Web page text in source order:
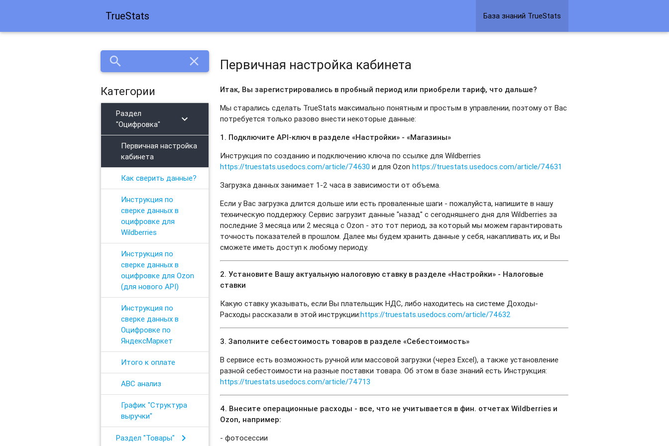
TrueStats База знаний TrueStats
search close
Категории
Раздел
"Оцифровка"
chevron_right
Первичная настройка
кабинета
Как сверить данные?
Инструкция по
сверке данных в
оцифровке для
Wildberries
Инструкция по
сверке данных в
оцифровке для Ozon
(для нового API)
Инструкция по
сверке данных в
Оцифровке по
ЯндексМаркет
Итого к оплате
ABC анализ
График "Структура
выручки"
Раздел "Товары" chevron_right
Первичная настройка кабинета
Итак, Вы зарегистрировались в пробный период или приобрели тариф, что дальше?
Мы старались сделать TrueStats максимально понятным и простым в управлении, поэтому от Вас
потребуется только разово внести некоторые данные:
1. Подключите API-ключ в разделе «Настройки» -«Магазины»
Инструкция по созданию и подключению ключа по ссылке для Wildberries
https://truestats.usedocs.com/article/74630 и для Ozonhttps://truestats.usedocs.com/article/74631
Загрузка данных занимает 1-2 часа в зависимости от объема.
Если у Вас загрузка длится дольше или есть проваленные шаги - пожалуйста, напишите в нашу
техническую поддержку. Сервис загрузит данные "назад" с сегодняшнего дня для Wildberries за
последние 3 месяца или 2 месяца с Ozon - это тот период, за который мы можем гарантировать
точность показателей в прошлом. Далее мы будем хранить данные у себя, накапливать их, и Вы
сможете иметь доступ к любому периоду.
2. Установите Вашу актуальную налоговую ставку в разделе «Настройки» - Налоговые
ставки
Какую ставку указывать, если Вы плательщик НДС, либо находитесь на системе Доходы-
Расходы рассказали в этой инструкции:https://truestats.usedocs.com/article/74632
3. Заполните себестоимость товаров в разделе «Себестоимость»
В сервисе есть возможность ручной или массовой загрузки (через Excel), а также установление
разной себестоимости на разные поставки товара. Об этом в базе знаний есть Инструкция:
https://truestats.usedocs.com/article/74713
4. Внесите операционные расходы - все, что не учитывается в фин. отчетах Wildberries и
Ozon, например:
- фотосессии